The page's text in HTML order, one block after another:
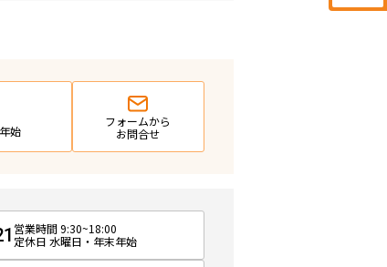
始
フォームから
お問合せ
営業時間 9:30~18:00
定休日 水曜日・年末年始